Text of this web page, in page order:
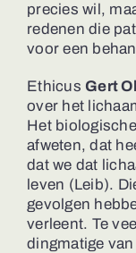
precies wil,
redenen die
voor een
Ethicus Gert
over het
Het
afweten, dat
dat we dat
leven (Leib).
gevolgen
verleent. Te
dingmatige